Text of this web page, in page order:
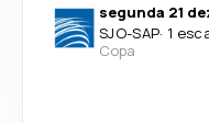
segunda 21
SJO-SAP· 1
Copa